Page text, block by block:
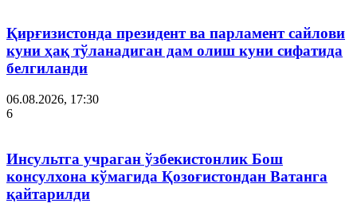
Қирғизистонда президент ва парламент сайлови
куни ҳақ тўланадиган дам олиш куни сифатида
белгиланди
06.08.2026, 17:30
6
Инсультга учраган ўзбекистонлик Бош
консулхона кўмагида Қозоғистондан Ватанга
қайтарилди